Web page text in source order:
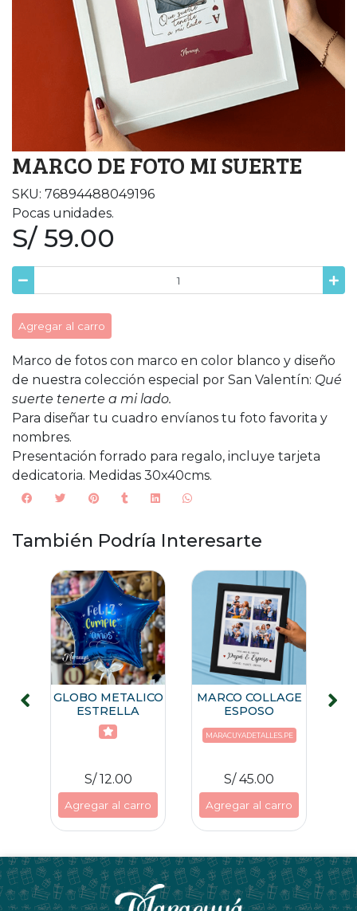
MARCO DE FOTO MI SUERTE
SKU: 76894488049196
Pocas unidades.
S/ 59.00
Agregar al carro
Marco de fotos con marco en color blanco y diseño
de nuestra colección especial por San Valentín: Qué
suerte tenerte a mi lado.
Para diseñar tu cuadro envíanos tu foto favorita y
nombres.
Presentación forrado para regalo, incluye tarjeta
dedicatoria. Medidas 30x40cms.
También Podría Interesarte
GLOBO METALICO
ESTRELLA
S/ 12.00
Agregar al carro
MARCO COLLAGE
ESPOSO
MARACUYADETALLES.PE
S/ 45.00
Agregar al carro